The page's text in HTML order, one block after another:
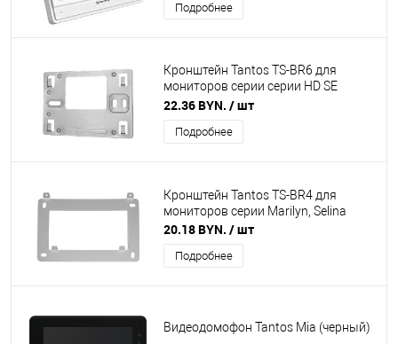
Подробнее
Кронштейн Tantos TS-BR6 для
мониторов серии серии HD SE
Amelie HD SE, Prime HD SE, NEO HD
SE, Stark
22.36 BYN. / шт
Подробнее
Кронштейн Tantos TS-BR4 для
мониторов серии Marilyn, Selina
20.18 BYN. / шт
Подробнее
Видеодомофон Tantos Mia (черный)